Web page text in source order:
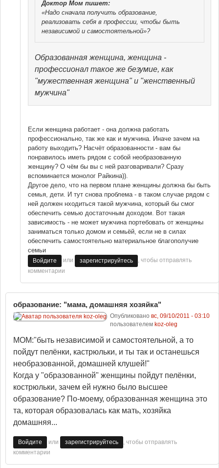
Доктор Мом пишет:
«Надо сначала получить образование,
реализовать себя в профессии, чтобы быть
независимой и самостоятельной»?
Образованная женщина, женщина -
профессионал такое же безумие, как
"мужественная женщина" и "женственный
мужчина"
Если женщина работает - она должна работать
профессионально, так же как и мужчина. Иначе зачем на
работу выходить? Насчёт образованности - вам бы
понравилось иметь рядом с собой необразованную
женщину? О чём бы вы с ней разговаривали? Сразу
вспоминается монолог Райкина)).
Другое дело, что на первом плане женщины должна бы быть
семья, дети. И тут снова проблема - в таком случае рядом с
ней должен нходиться такой мужчина, который бы смог
обеспечить семью достаточным доходом. Вот такая
зависимость - не может мужчина портебовать от женщины
заниматься только домом и семьёй, если не в силах
обеспечить самостоятельно материальное благополучие
семьи
Войдите или зарегистрируйтесь
, чтобы отправлять
комментарии
образование: "мама, домашняя хозяйка"
Опубликовано вс, 09/10/2011 - 03:10
пользователем koz-oleg
МОМ:"быть независимой и самостоятельной, а то
пойдут пелёнки, кастрюльки, и ты так и останешься
необразованной, домашней клушей!"
Когда у "образованной" женщины пойдут пелёнки,
кострюльки, зачем ей нужно было высшее
образование? По-моему, образованная женщина это
та, которая образовалась как мать, хозяйка
домашняя...
Войдите или зарегистрируйтесь
, чтобы отправлять
комментарии